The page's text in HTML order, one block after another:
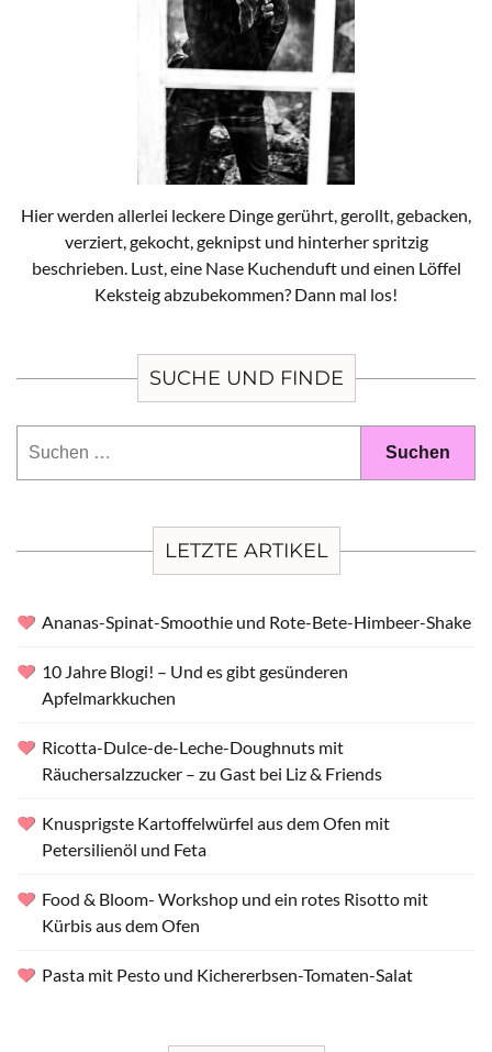
Hier werden allerlei leckere Dinge gerührt, gerollt, gebacken,
verziert, gekocht, geknipst und hinterher spritzig
beschrieben. Lust, eine Nase Kuchenduft und einen Löffel
Keksteig abzubekommen? Dann mal los!
SUCHE UND FINDE
LETZTE ARTIKEL
Ananas-Spinat-Smoothie und Rote-Bete-Himbeer-Shake
10 Jahre Blogi! – Und es gibt gesünderen
Apfelmarkkuchen
Ricotta-Dulce-de-Leche-Doughnuts mit
Räuchersalzzucker – zu Gast bei Liz & Friends
Knusprigste Kartoffelwürfel aus dem Ofen mit
Petersilienöl und Feta
Food & Bloom- Workshop und ein rotes Risotto mit
Kürbis aus dem Ofen
Pasta mit Pesto und Kichererbsen-Tomaten-Salat